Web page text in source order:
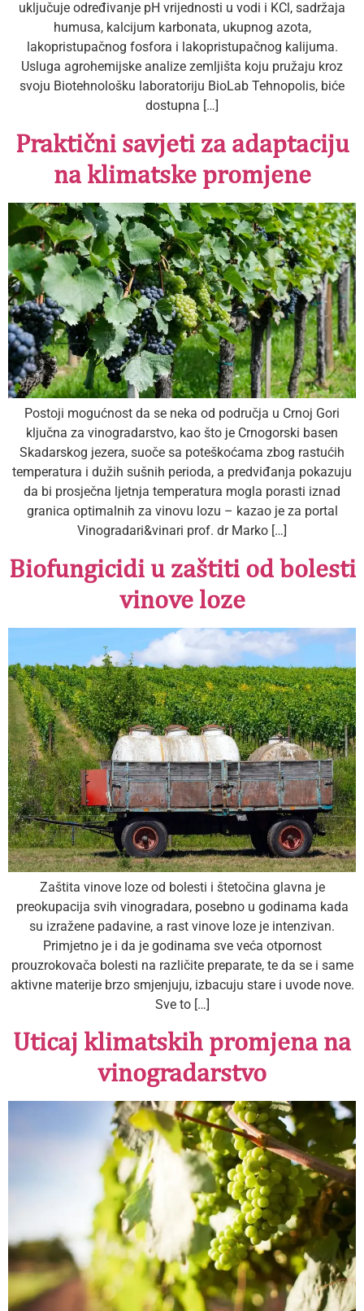
uključuje određivanje pH vrijednosti u vodi i KCl, sadržaja
humusa, kalcijum karbonata, ukupnog azota,
lakopristupačnog fosfora i lakopristupačnog kalijuma.
Usluga agrohemijske analize zemljišta koju pružaju kroz
svoju Biotehnološku laboratoriju BioLab Tehnopolis, biće
dostupna […]
Praktični savjeti za adaptaciju
na klimatske promjene
Postoji mogućnost da se neka od područja u Crnoj Gori
ključna za vinogradarstvo, kao što je Crnogorski basen
Skadarskog jezera, suoče sa poteškoćama zbog rastućih
temperatura i dužih sušnih perioda, a predviđanja pokazuju
da bi prosječna ljetnja temperatura mogla porasti iznad
granica optimalnih za vinovu lozu – kazao je za portal
Vinogradari&vinari prof. dr Marko […]
Biofungicidi u zaštiti od bolesti
vinove loze
Zaštita vinove loze od bolesti i štetočina glavna je
preokupacija svih vinogradara, posebno u godinama kada
su izražene padavine, a rast vinove loze je intenzivan.
Primjetno je i da je godinama sve veća otpornost
prouzrokovača bolesti na različite preparate, te da se i same
aktivne materije brzo smjenjuju, izbacuju stare i uvode nove.
Sve to […]
Uticaj klimatskih promjena na
vinogradarstvo